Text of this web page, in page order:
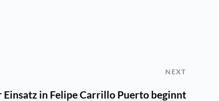
NEXT
Einsatz in Felipe Carrillo Puerto beginnt